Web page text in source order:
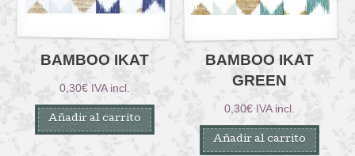
BAMBOO IKAT
0,30€ IVA incl.
Añadir al carrito
BAMBOO IKAT
GREEN
0,30€ IVA incl.
Añadir al carrito